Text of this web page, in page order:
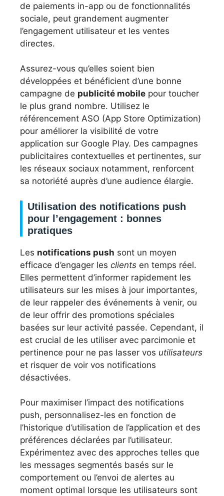
de paiements in-app ou de fonctionnalités
sociale, peut grandement augmenter
l’engagement utilisateur et les ventes
directes.
Assurez-vous qu’elles soient bien
développées et bénéficient d’une bonne
campagne de publicité mobile pour toucher
le plus grand nombre. Utilisez le
référencement ASO (App Store Optimization)
pour améliorer la visibilité de votre
application sur Google Play. Des campagnes
publicitaires contextuelles et pertinentes, sur
les réseaux sociaux notamment, renforcent
sa notoriété auprès d’une audience élargie.
Utilisation des notifications push
pour l’engagement : bonnes
pratiques
Les notifications push sont un moyen
efficace d’engager les clients en temps réel.
Elles permettent d’informer rapidement les
utilisateurs sur les mises à jour importantes,
de leur rappeler des événements à venir, ou
de leur offrir des promotions spéciales
basées sur leur activité passée. Cependant, il
est crucial de les utiliser avec parcimonie et
pertinence pour ne pas lasser vos utilisateurs
et risquer de voir vos notifications
désactivées.
Pour maximiser l’impact des notifications
push, personnalisez-les en fonction de
l’historique d’utilisation de l’application et des
préférences déclarées par l’utilisateur.
Expérimentez avec des approches telles que
les messages segmentés basés sur le
comportement ou l’envoi de alertes au
moment optimal lorsque les utilisateurs sont